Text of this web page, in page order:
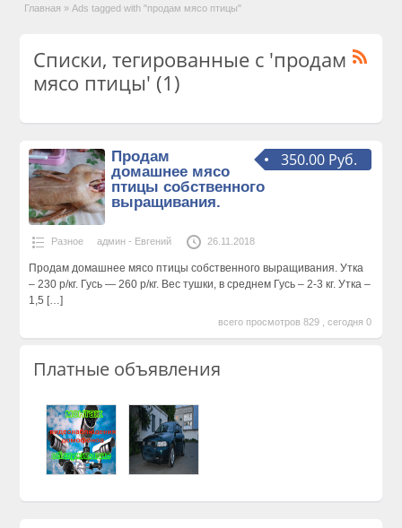
Главная » Ads tagged with "продам мясо птицы"
Списки, тегированные с 'продам
мясо птицы' (1)
350.00 Руб.
Продам
домашнее мясо
птицы собственного
выращивания.
Разное админ - Евгений 26.11.2018
Продам домашнее мясо птицы собственного выращивания. Утка
– 230 р/кг. Гусь — 260 р/кг. Вес тушки, в среднем Гусь – 2-3 кг. Утка –
1,5 […]
всего просмотров 829 , сегодня 0
Платные объявления